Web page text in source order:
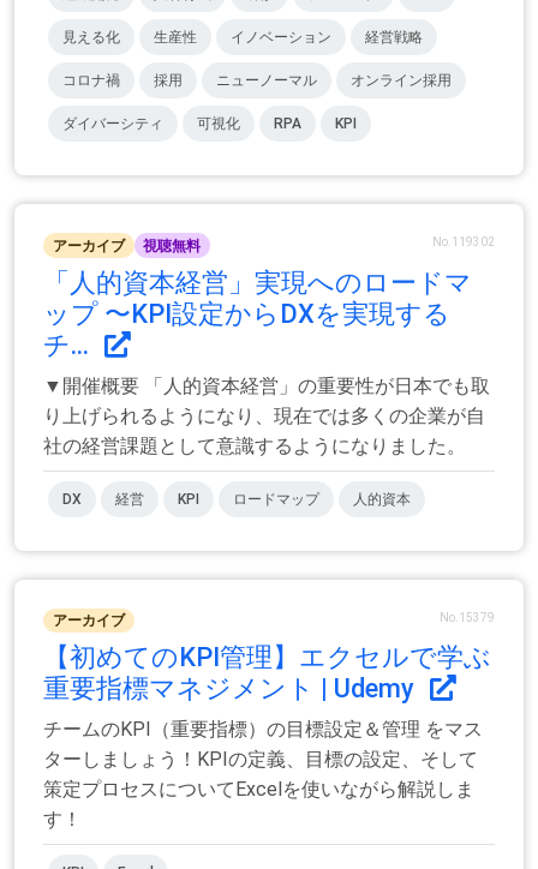
見える化 生産性 イノベーション 経営戦略
コロナ禍 採用 ニューノーマル オンライン採用
ダイバーシティ 可視化 RPA KPI
アーカイブ 視聴無料 No.119302
「人的資本経営」実現へのロードマ
ップ 〜KPI設定からDXを実現する
チ...
▼開催概要 「人的資本経営」の重要性が日本でも取
り上げられるようになり、現在では多くの企業が自
社の経営課題として意識するようになりました。
DX 経営 KPI ロードマップ 人的資本
アーカイブ No.15379
【初めてのKPI管理】エクセルで学ぶ
重要指標マネジメント | Udemy
チームのKPI（重要指標）の目標設定＆管理 をマス
ターしましょう！KPIの定義、目標の設定、そして
策定プロセスについてExcelを使いながら解説しま
す！